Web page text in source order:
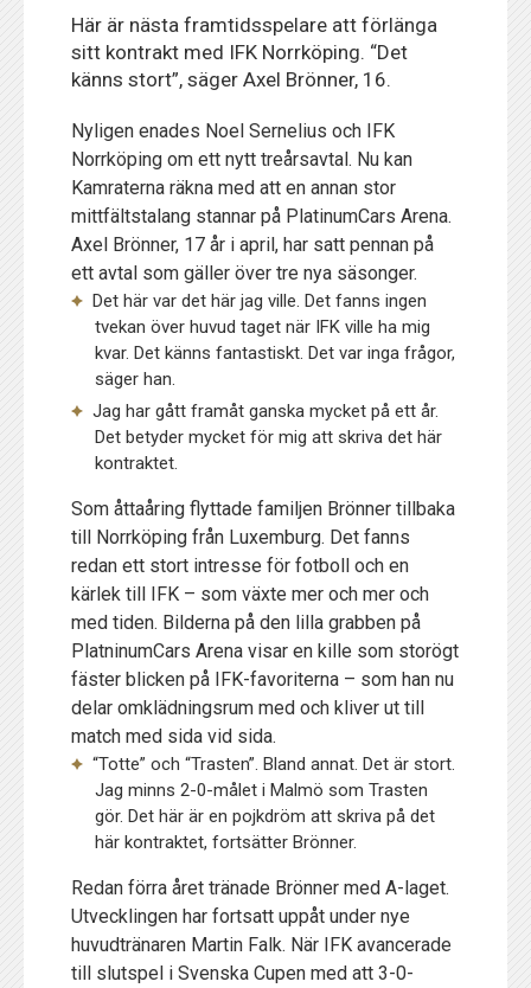
Här är nästa framtidsspelare att förlänga
sitt kontrakt med IFK Norrköping. “Det
känns stort”, säger Axel Brönner, 16.
Nyligen enades Noel Sernelius och IFK
Norrköping om ett nytt treårsavtal. Nu kan
Kamraterna räkna med att en annan stor
mittfältstalang stannar på PlatinumCars Arena.
Axel Brönner, 17 år i april, har satt pennan på
ett avtal som gäller över tre nya säsonger.
Det här var det här jag ville. Det fanns ingen
tvekan över huvud taget när IFK ville ha mig
kvar. Det känns fantastiskt. Det var inga frågor,
säger han.
Jag har gått framåt ganska mycket på ett år.
Det betyder mycket för mig att skriva det här
kontraktet.
Som åttaåring flyttade familjen Brönner tillbaka
till Norrköping från Luxemburg. Det fanns
redan ett stort intresse för fotboll och en
kärlek till IFK – som växte mer och mer och
med tiden. Bilderna på den lilla grabben på
PlatninumCars Arena visar en kille som storögt
fäster blicken på IFK-favoriterna – som han nu
delar omklädningsrum med och kliver ut till
match med sida vid sida.
“Totte” och “Trasten”. Bland annat. Det är stort.
Jag minns 2-0-målet i Malmö som Trasten
gör. Det här är en pojkdröm att skriva på det
här kontraktet, fortsätter Brönner.
Redan förra året tränade Brönner med A-laget.
Utvecklingen har fortsatt uppåt under nye
huvudtränaren Martin Falk. När IFK avancerade
till slutspel i Svenska Cupen med att 3-0-